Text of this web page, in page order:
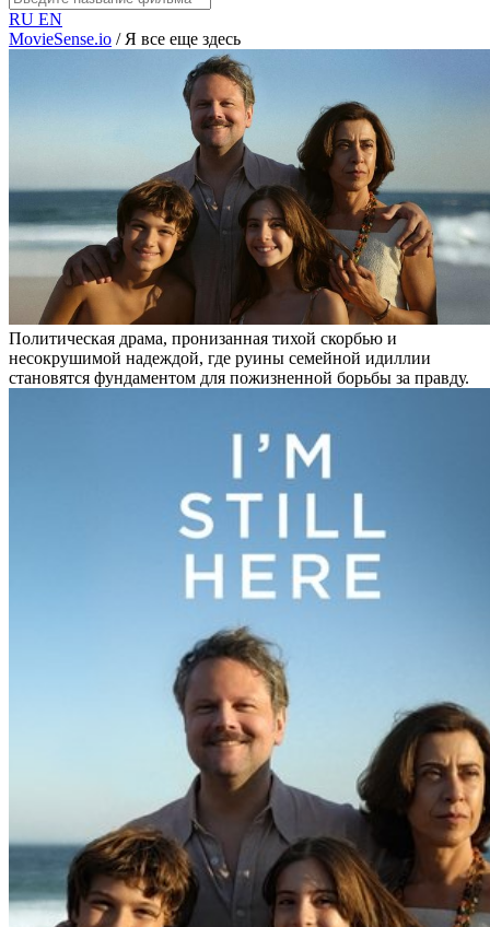
RU EN
MovieSense.io / Я все еще здесь
Политическая драма, пронизанная тихой скорбью и
несокрушимой надеждой, где руины семейной идиллии
становятся фундаментом для пожизненной борьбы за правду.